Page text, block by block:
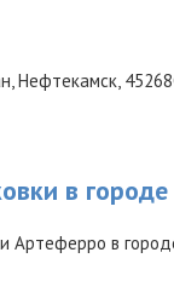
,Нефтекамск,
в
Артеферро в